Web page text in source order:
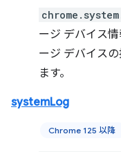
ージ デバイス
ージ デバイス
ます。
systemLog
Chrome 125 以降